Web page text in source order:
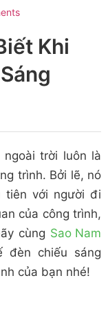
Khi
trời luôn là
trình. Bởi lẽ, nó
tiên với người đi
của công trình,
cùng Sao Nam
đèn chiếu sáng
của bạn nhé!